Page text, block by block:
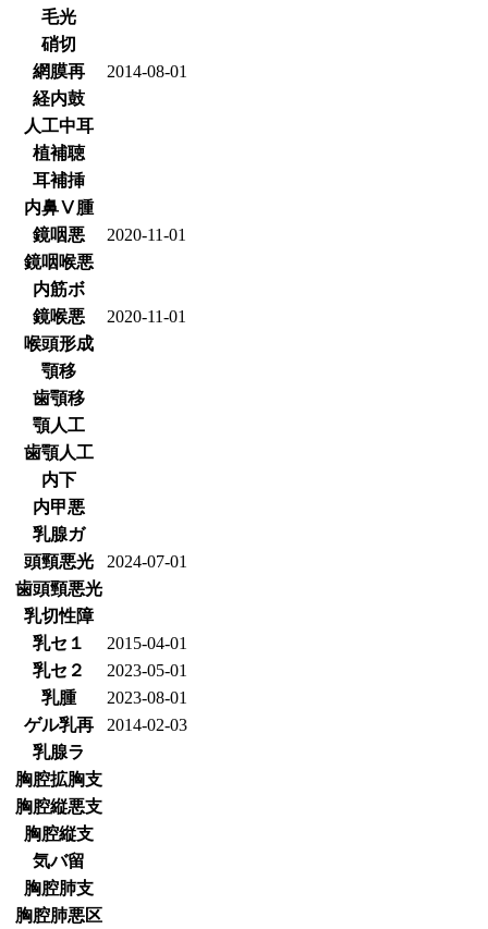
毛光
硝切
網膜再
2014-08-01
経内鼓
人工中耳
植補聴
耳補挿
内鼻Ⅴ腫
鏡咽悪
2020-11-01
鏡咽喉悪
内筋ボ
鏡喉悪
2020-11-01
喉頭形成
顎移
歯顎移
顎人工
歯顎人工
内下
内甲悪
乳腺ガ
頭頸悪光
2024-07-01
歯頭頸悪光
乳切性障
乳セ１
2015-04-01
乳セ２
2023-05-01
乳腫
2023-08-01
ゲル乳再
2014-02-03
乳腺ラ
胸腔拡胸支
胸腔縦悪支
胸腔縦支
気バ留
胸腔肺支
胸腔肺悪区